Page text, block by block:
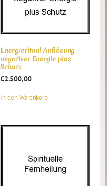
Energieritual Auflösung
negativer Energie plus
Schutz
€2.500,00
In den Warenkorb